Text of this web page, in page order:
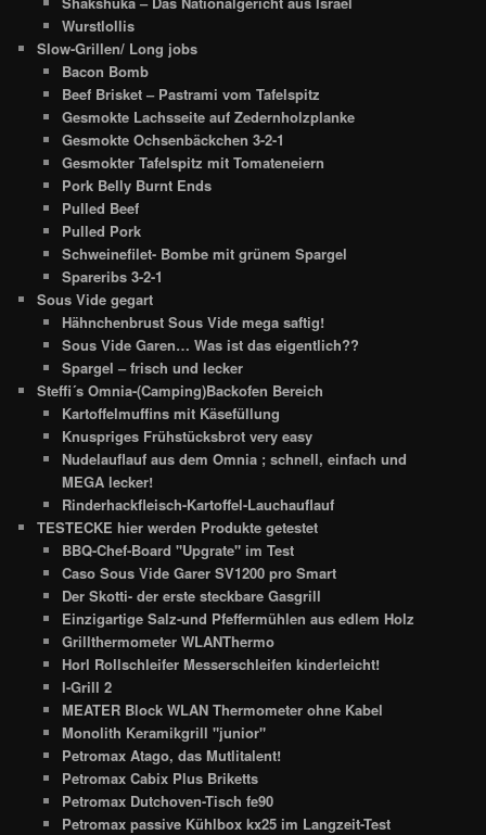
Wurstlollis
Slow-Grillen/ Long jobs
Bacon Bomb
Beef Brisket – Pastrami vom Tafelspitz
Gesmokte Lachsseite auf Zedernholzplanke
Gesmokte Ochsenbäckchen 3-2-1
Gesmokter Tafelspitz mit Tomateneiern
Pork Belly Burnt Ends
Pulled Beef
Pulled Pork
Schweinefilet- Bombe mit grünem Spargel
Spareribs 3-2-1
Sous Vide gegart
Hähnchenbrust Sous Vide mega saftig!
Sous Vide Garen… Was ist das eigentlich??
Spargel – frisch und lecker
Steffi´s Omnia-(Camping)Backofen Bereich
Kartoffelmuffins mit Käsefüllung
Knuspriges Frühstücksbrot very easy
Nudelauflauf aus dem Omnia ; schnell, einfach und
MEGA lecker!
Rinderhackfleisch-Kartoffel-Lauchauflauf
TESTECKE hier werden Produkte getestet
BBQ-Chef-Board "Upgrate" im Test
Caso Sous Vide Garer SV1200 pro Smart
Der Skotti- der erste steckbare Gasgrill
Einzigartige Salz-und Pfeffermühlen aus edlem Holz
Grillthermometer WLANThermo
Horl Rollschleifer Messerschleifen kinderleicht!
I-Grill 2
MEATER Block WLAN Thermometer ohne Kabel
Monolith Keramikgrill "junior"
Petromax Atago, das Mutlitalent!
Petromax Cabix Plus Briketts
Petromax Dutchoven-Tisch fe90
Petromax passive Kühlbox kx25 im Langzeit-Test